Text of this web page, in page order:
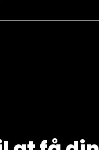
og give en status på